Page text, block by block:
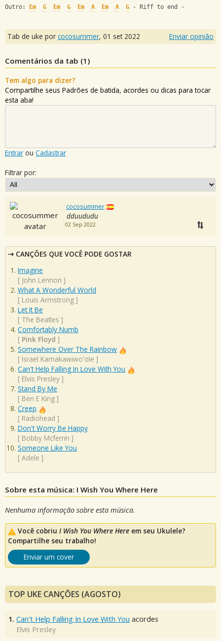
Outro: Em G Em G Em A Em A G - Riff to end -
Tab de uke por cocosummer, 01 set 2022 Enviar opinião
Comentários da tab (1 )
Tem algo para dizer?
Compartilhe seus Padrões de batida, acordes ou dicas para tocar
esta aba!
Entrar ou Cadastrar
Filtrar por:
cocosummer
dduududu
02 Sep 2022
CANÇÕES QUE VOCÊ PODE GOSTAR
Imagine
[ John Lennon ]
What A Wonderful World
[ Louis Armstrong ]
Let It Be
[ The Beatles ]
Comfortably Numb
[ Pink Floyd ]
Somewhere Over The Rainbow
[ Israel Kamakawiwo'ole ]
Can't Help Falling In Love With You
[ Elvis Presley ]
Stand By Me
[ Ben E King ]
Creep
[ Radiohead ]
Don't Worry Be Happy
[ Bobby Mcferrin ]
Someone Like You
[ Adele ]
Sobre esta música: I Wish You Where Here
Nenhuma informação sobre esta música.
Você cobriu I Wish You Where Here em seu Ukulele?
Compartilhe seu trabalho!
Enviar um cover
TOP UKE CANÇÕES (AGOSTO)
1. Can't Help Falling In Love With You acordes
Elvis Presley